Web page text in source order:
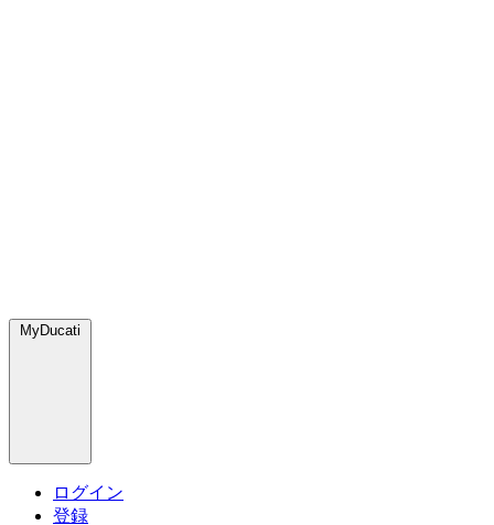
MyDucati
ログイン
登録